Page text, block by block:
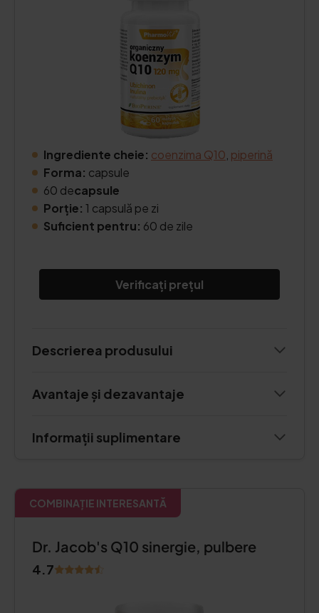
Ingrediente cheie: coenzima Q10 piperină
Forma: capsule
60 decapsule
Porție: 1 capsulă pe zi
Suficient pentru: 60 de zile
Verificați prețul
Descrierea produsului
Avantaje și dezavantaje
Informații suplimentare
COMBINAȚIE INTERESANTĂ
Dr. Jacob's Q10 sinergie, pulbere
4.7